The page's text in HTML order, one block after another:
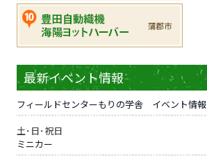
最新イベント情報
フィールドセンターもりの学舎 イベント情報
土･日･祝日
ミニカー